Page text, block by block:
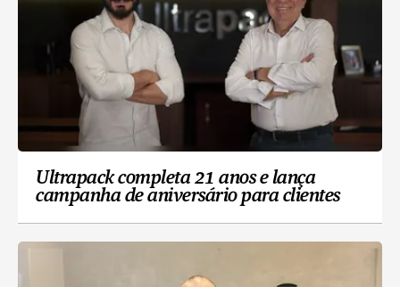
Ultrapack completa 21 anos e lança
campanha de aniversário para clientes